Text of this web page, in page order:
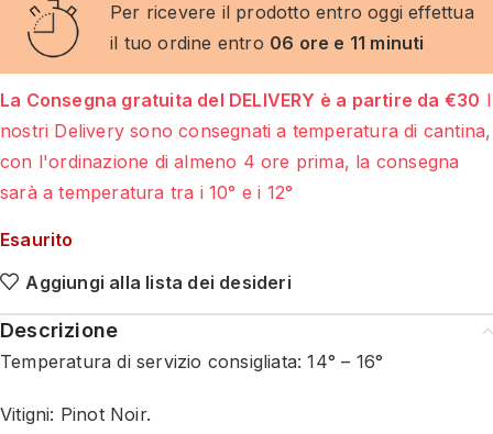
Per ricevere il prodotto entro oggi effettua
il tuo ordine entro 06 ore e 11 minuti
La Consegna gratuita del DELIVERY è a partire da €30 I
nostri Delivery sono consegnati a temperatura di cantina,
con l'ordinazione di almeno 4 ore prima, la consegna
sarà a temperatura tra i 10° e i 12°
Esaurito
Aggiungi alla lista dei desideri
Descrizione
Temperatura di servizio consigliata: 14° – 16°
Vitigni: Pinot Noir.